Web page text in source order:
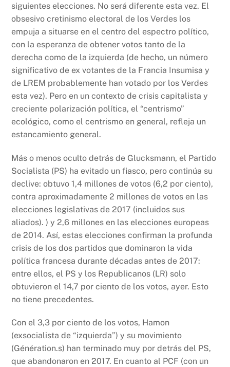
siguientes elecciones. No será diferente esta vez. El
obsesivo cretinismo electoral de los Verdes los
empuja a situarse en el centro del espectro político,
con la esperanza de obtener votos tanto de la
derecha como de la izquierda (de hecho, un número
significativo de ex votantes de la Francia Insumisa y
de LREM probablemente han votado por los Verdes
esta vez). Pero en un contexto de crisis capitalista y
creciente polarización política, el “centrismo”
ecológico, como el centrismo en general, refleja un
estancamiento general.
Más o menos oculto detrás de Glucksmann, el Partido
Socialista (PS) ha evitado un fiasco, pero continúa su
declive: obtuvo 1,4 millones de votos (6,2 por ciento),
contra aproximadamente 2 millones de votos en las
elecciones legislativas de 2017 (incluidos sus
aliados). ) y 2,6 millones en las elecciones europeas
de 2014. Así, estas elecciones confirman la profunda
crisis de los dos partidos que dominaron la vida
política francesa durante décadas antes de 2017:
entre ellos, el PS y los Republicanos (LR) solo
obtuvieron el 14,7 por ciento de los votos, ayer. Esto
no tiene precedentes.
Con el 3,3 por ciento de los votos, Hamon
(exsocialista de “izquierda”) y su movimiento
(Génération.s) han terminado muy por detrás del PS,
que abandonaron en 2017. En cuanto al PCF (con un